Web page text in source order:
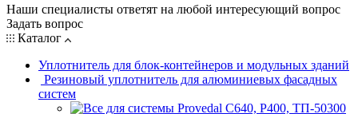
Наши специалисты ответят на любой интересующий вопрос
Задать вопрос
Каталог
Уплотнитель для блок-контейнеров и модульных зданий
Резиновый уплотнитель для алюминиевых фасадных
систем